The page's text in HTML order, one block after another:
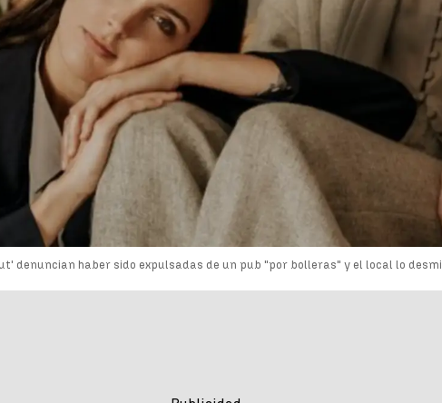
denuncian haber sido expulsadas de un pub "por bolleras" y el local lo